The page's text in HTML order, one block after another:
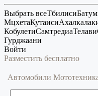
Выбрать всеТбилиси
МцхетаКутаиси
КобулетиСамтредиаТелави
Гурджаани
Войти
Разместить бесплатно
Автомобили